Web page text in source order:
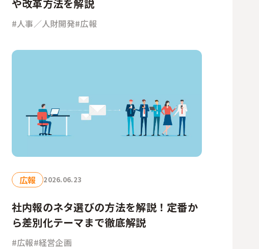
や改革方法を解説
#人事／人財開発#広報
広報 2026.06.23
社内報のネタ選びの方法を解説！定番か
ら差別化テーマまで徹底解説
#広報#経営企画